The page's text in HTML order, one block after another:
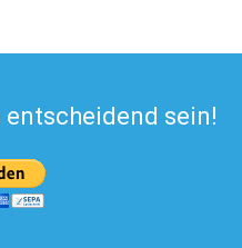
entscheidend sein!